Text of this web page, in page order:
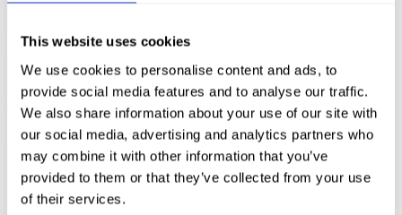
This website uses cookies
We use cookies to personalise content and ads, to
provide social media features and to analyse our traffic.
We also share information about your use of our site with
our social media, advertising and analytics partners who
may combine it with other information that you’ve
provided to them or that they’ve collected from your use
of their services.
Chcę otrzymywać od Brand4Future sp. z o.o. informacje
handlowe i marketingowe drogą elektroniczną, w tym newsletter,
zgodnie z ustawą o świadczeniu usług drogą elektroniczną oraz
ustawą – Prawo telekomunikacyjne. Zgoda jest dobrowolna i może
być w każdej chwili wycofana.
Administratorem danych osobowych przekazywanych w
formularzu kontaktowym jest Brand4Future sp. z o.o. z siedzibą w
Poznaniu. Dane będą przetwarzane wyłącznie w celu obsługi
zapytania. Szczegółowe informacje, w tym dotyczące
przysługujących praw, znajdują się w